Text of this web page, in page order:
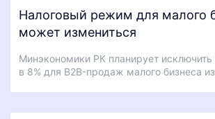
Налоговый режим для малого
может измениться
Минэкономики РК планирует
в 8% для B2B-продаж малого бизнеса